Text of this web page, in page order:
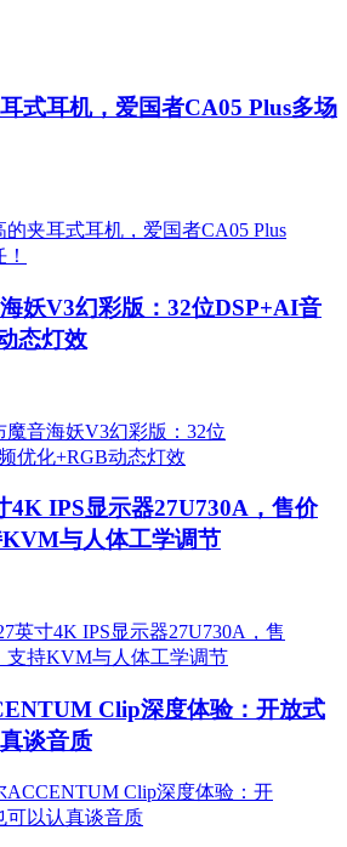
式耳机，爱国者CA05 Plus多场
妖V3幻彩版：32位DSP+AI音
态灯效
4K IPS显示器27U730A，售价
KVM与人体工学调节
Clip深度体验：开放式
谈音质